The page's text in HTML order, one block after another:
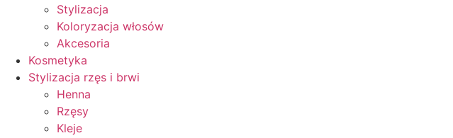
Stylizacja
Koloryzacja włosów
Akcesoria
Kosmetyka
Stylizacja rzęs i brwi
Henna
Rzęsy
Kleje